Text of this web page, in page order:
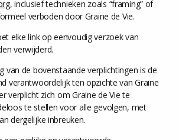
, inclusief technieken zoals “framing” of
verboden door Graine de Vie.
elke link op eenvoudig verzoek van
verwijderd.
van de bovenstaande verplichtingen is de
verantwoordelijk ten opzichte van Graine
verplicht zich om Graine de Vie te
te stellen voor alle gevolgen, met
dergelijke inbreuken.